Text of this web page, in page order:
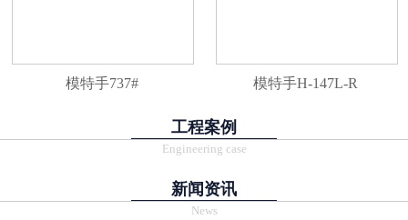
模特手737# 模特手H-147L-R
工程案例
Engineering case
新闻资讯
News